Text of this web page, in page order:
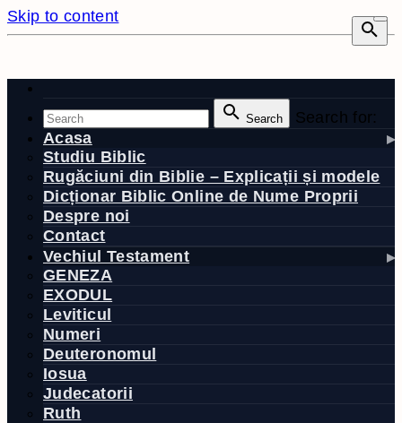
Skip to content
Search
Search for:
Acasa
Studiu Biblic
Rugăciuni din Biblie – Explicații și modele
Dicționar Biblic Online de Nume Proprii
Despre noi
Contact
Vechiul Testament
GENEZA
EXODUL
Leviticul
Numeri
Deuteronomul
Iosua
Judecatorii
Ruth